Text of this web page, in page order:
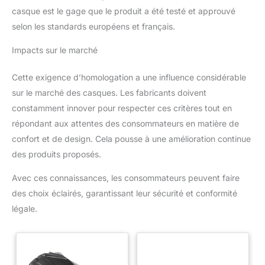
casque est le gage que le produit a été testé et approuvé
selon les standards européens et français.
Impacts sur le marché
Cette exigence d’homologation a une influence considérable
sur le marché des casques. Les fabricants doivent
constamment innover pour respecter ces critères tout en
répondant aux attentes des consommateurs en matière de
confort et de design. Cela pousse à une amélioration continue
des produits proposés.
Avec ces connaissances, les consommateurs peuvent faire
des choix éclairés, garantissant leur sécurité et conformité
légale.